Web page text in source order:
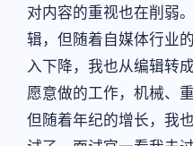
对内容的重视也在削弱
辑，但随着自媒体行业
入下降，我也从编辑转
愿意做的工作，机械、
但随着年纪的增长，我